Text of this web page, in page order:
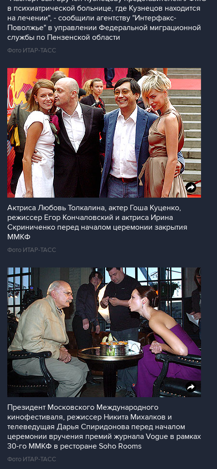
в психиатрической больнице, где Кузнецов находится
на лечении", - сообщили агентству "Интерфакс-
Поволжье" в управлении Федеральной миграционной
службы по Пензенской области
Фото ИТАР-ТАСС
Актриса Любовь Толкалина, актер Гоша Куценко,
режиссер Егор Кончаловский и актриса Ирина
Скриниченко перед началом церемонии закрытия
ММКФ
Фото ИТАР-ТАСС
Президент Московского Международного
кинофестиваля, режиссер Никита Михалков и
телеведущая Дарья Спиридонова перед началом
церемонии вручения премий журнала Vogue в рамках
30-го ММКФ в ресторане Soho Rooms
Фото ИТАР-ТАСС